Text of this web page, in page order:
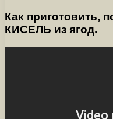
Как приготовить,
КИСЕЛЬ из ягод.